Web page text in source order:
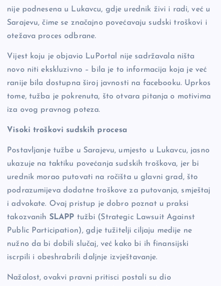
nije podnesena u Lukavcu, gdje urednik živi i radi, već u
Sarajevu, čime se značajno povećavaju sudski troškovi i
otežava proces odbrane.
Vijest koju je objavio LuPortal nije sadržavala ništa
novo niti ekskluzivno – bila je to informacija koja je već
ranije bila dostupna široj javnosti na facebooku. Uprkos
tome, tužba je pokrenuta, što otvara pitanja o motivima
iza ovog pravnog poteza.
Visoki troškovi sudskih procesa
Postavljanje tužbe u Sarajevu, umjesto u Lukavcu, jasno
ukazuje na taktiku povećanja sudskih troškova, jer bi
urednik morao putovati na ročišta u glavni grad, što
podrazumijeva dodatne troškove za putovanja, smještaj
i advokate. Ovaj pristup je dobro poznat u praksi
takozvanih SLAPP tužbi (Strategic Lawsuit Against
Public Participation), gdje tužitelji ciljaju medije ne
nužno da bi dobili slučaj, već kako bi ih finansijski
iscrpili i obeshrabrili daljnje izvještavanje.
Nažalost, ovakvi pravni pritisci postali su dio